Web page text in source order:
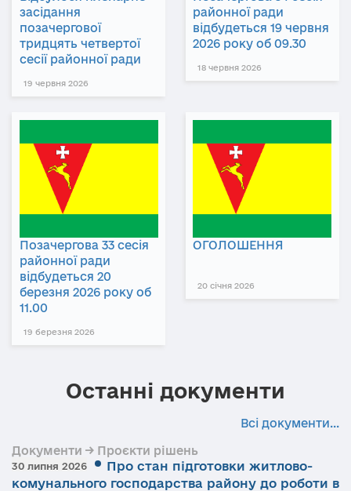
засідання
позачергової
тридцять четвертої
сесії районної ради
19 червня 2026
районної ради
відбудеться 19 червня
2026 року об 09.30
18 червня 2026
Позачергова 33 сесія
районної ради
відбудеться 20
березня 2026 року об
11.00
19 березня 2026
ОГОЛОШЕННЯ
20 січня 2026
Останні документи
Всі документи...
Документи → Проєкти рішень
30 липня 2026
Про стан підготовки житлово-
комунального господарства району до роботи в